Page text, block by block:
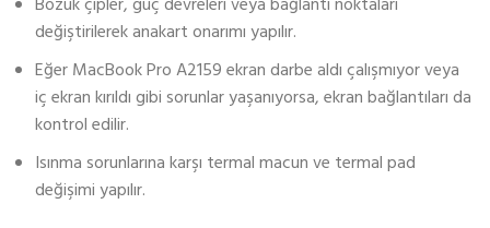
Bozuk çipler, güç devreleri veya bağlantı noktaları
değiştirilerek anakart onarımı yapılır.
Eğer MacBook Pro A2159 ekran darbe aldı çalışmıyor veya
iç ekran kırıldı gibi sorunlar yaşanıyorsa, ekran bağlantıları da
kontrol edilir.
Isınma sorunlarına karşı termal macun ve termal pad
değişimi yapılır.